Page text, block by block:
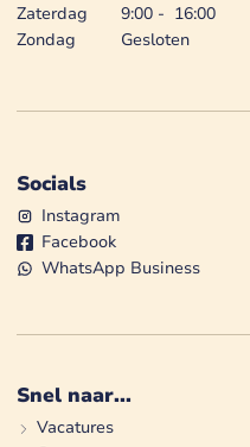
Zaterdag
9:00 - 16:00
Zondag
Gesloten
Socials
Instagram
Facebook
WhatsApp Business
Snel naar...
Vacatures